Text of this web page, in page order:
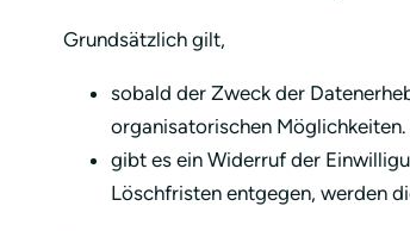
Grundsätzlich gilt,
sobald der Zweck der
organisatorischen Möglichkeiten.
gibt es ein Widerruf der
Löschfristen entgegen, werden